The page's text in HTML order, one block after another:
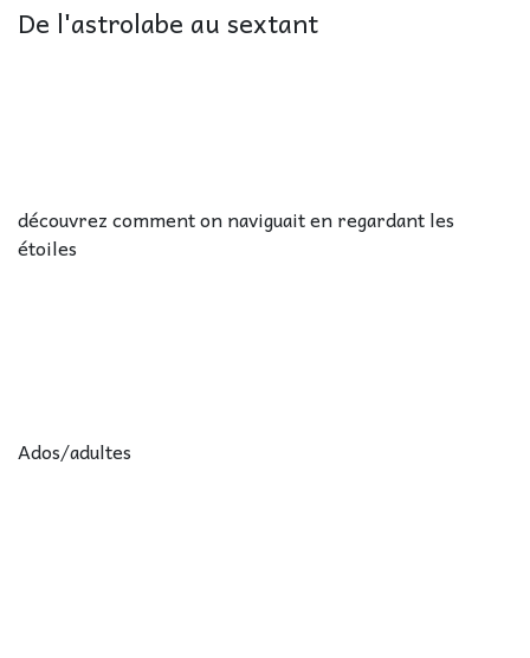
De l'astrolabe au sextant
découvrez comment on naviguait en regardant les
étoiles
Ados/adultes